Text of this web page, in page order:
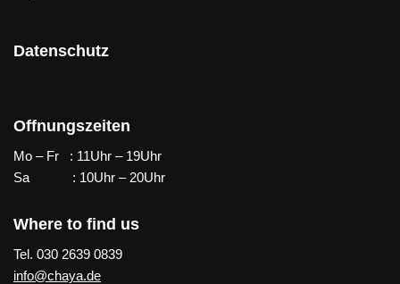
Datenschutz
Offnungszeiten
Mo – Fr : 11Uhr – 19Uhr
Sa : 10Uhr – 20Uhr
Where to find us
Tel. 030 2639 0839
info@chaya.de